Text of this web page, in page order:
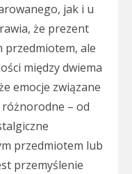
jak i u
że prezent
przedmiotem, ale
między dwiema
emocje związane
– od
przedmiotem lub
przemyślenie